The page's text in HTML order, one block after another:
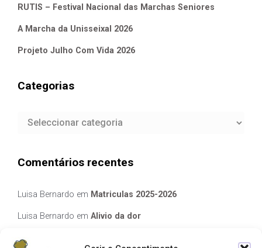
RUTIS – Festival Nacional das Marchas Seniores
A Marcha da Unisseixal 2026
Projeto Julho Com Vida 2026
Categorias
Categorias
Comentários recentes
Luisa Bernardo em Matriculas 2025-2026
Luisa Bernardo em Alivio da dor
Manuela Silva